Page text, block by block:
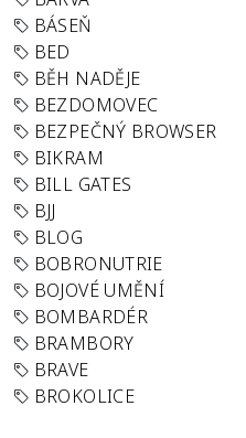
BÁSEŇ
BED
BĚH NADĚJE
BEZDOMOVEC
BEZPEČNÝ BROWSER
BIKRAM
BILL GATES
BJJ
BLOG
BOBRONUTRIE
BOJOVÉ UMĚNÍ
BOMBARDÉR
BRAMBORY
BRAVE
BROKOLICE